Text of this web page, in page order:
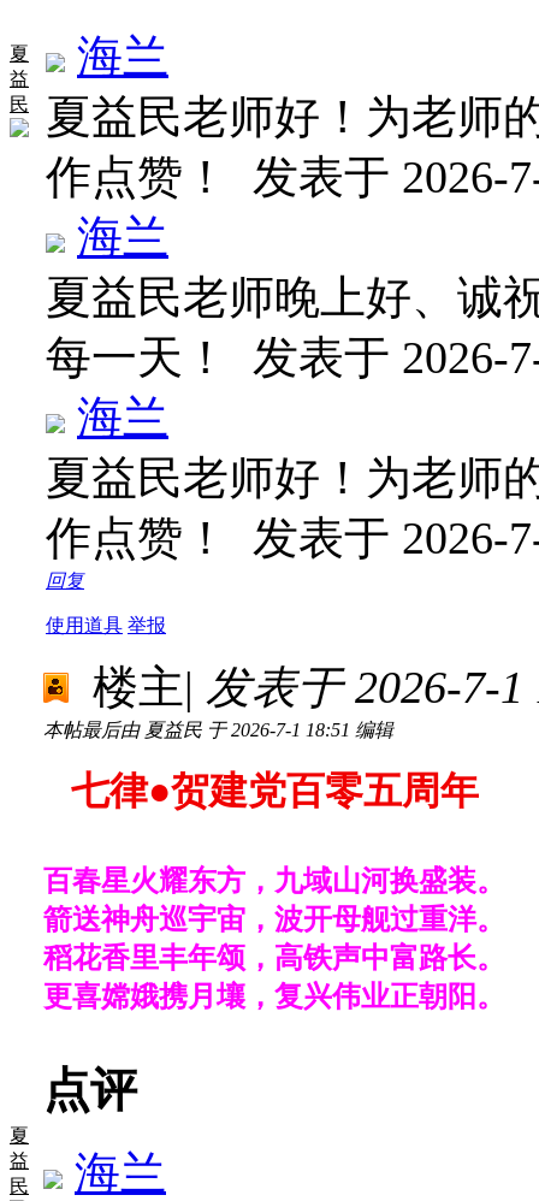
夏
益
民
海兰
夏益民老师好！为老师
作点赞！ 发表于 2026-
海兰
夏益民老师晚上好、诚
每一天！ 发表于 2026-
海兰
夏益民老师好！为老师
作点赞！ 发表于 2026-
回复
使用道具 举报
夏
益
民
楼主| 发表于 2026-7-1
本帖最后由 夏益民 于 2026-7-1 18:51 编辑
七律●贺建党百零五周年
百春星火耀东方，九域山河换盛装。
箭送神舟巡宇宙，波开母舰过重洋。
稻花香里丰年颂，高铁声中富路长。
更喜嫦娥携月壤，复兴伟业正朝阳。
点评
海兰